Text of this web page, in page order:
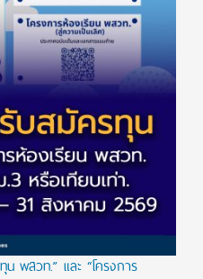
พสวท.” และ “โครงการ